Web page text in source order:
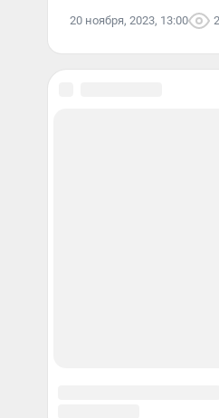
20 ноября, 2023, 13:00